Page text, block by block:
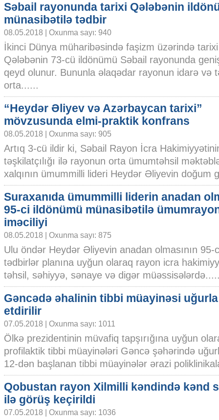
Səbail rayonunda tarixi Qələbənin
münasibətilə tədbir
08.05.2018 | Oxunma sayı: 940
İkinci Dünya müharibəsində faşizm üzərində tarixi
Qələbənin 73-cü ildönümü Səbail rayonunda
qeyd olunur. Bununla əlaqədar rayonun idarə və
orta......
“Heydər Əliyev və Azərbaycan tarixi”
mövzusunda elmi-praktik konfrans
08.05.2018 | Oxunma sayı: 905
Artıq 3-cü ildir ki, Səbail Rayon İcra
təşkilatçılığı ilə rayonun orta ümumtəhsil
xalqının ümummilli lideri Heydər Əliyevin doğum
Suraxanıda ümummilli liderin anadan
95-ci ildönümü münasibətilə
iməciliyi
08.05.2018 | Oxunma sayı: 875
Ulu öndər Heydər Əliyevin anadan olmasının
tədbirlər planına uyğun olaraq rayon icra
təhsil, səhiyyə, sənaye və digər
Gəncədə əhalinin tibbi müayinəsi
etdirilir
07.05.2018 | Oxunma sayı: 1011
Ölkə prezidentinin müvafiq tapşırığına uyğun
profilaktik tibbi müayinələri Gəncə şəhərində
12-dən başlanan tibbi müayinələr ərazi
Qobustan rayon Xilmilli kəndində kənd
ilə görüş keçirildi
07.05.2018 | Oxunma sayı: 1036